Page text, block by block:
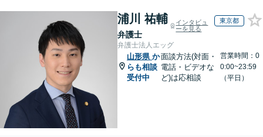
浦川 祐輔
弁護士
インタビュ
ーを見る
東京都
弁護士法人エッグ
山形県 か
らも相談
受付中
面談方法(対面・
電話・ビデオな
ど)は応相談
営業時間：0
0:00~23:59
（平日）